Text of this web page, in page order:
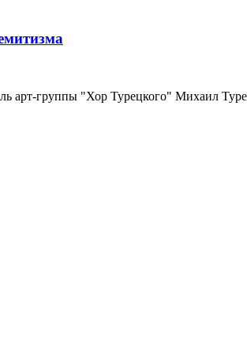
арт-группы "Хор Турецкого" Михаил